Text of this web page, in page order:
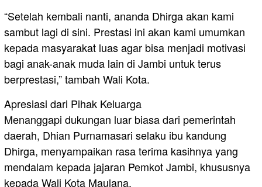
“Setelah kembali nanti, ananda Dhirga akan kami
sambut lagi di sini. Prestasi ini akan kami umumkan
kepada masyarakat luas agar bisa menjadi motivasi
bagi anak-anak muda lain di Jambi untuk terus
berprestasi,” tambah Wali Kota.
Apresiasi dari Pihak Keluarga
Menanggapi dukungan luar biasa dari pemerintah
daerah, Dhian Purnamasari selaku ibu kandung
Dhirga, menyampaikan rasa terima kasihnya yang
mendalam kepada jajaran Pemkot Jambi, khususnya
kepada Wali Kota Maulana.